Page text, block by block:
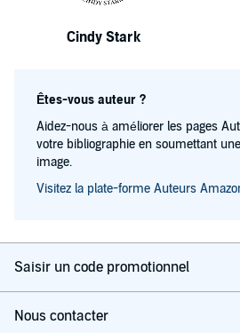
Cindy Stark
Êtes-vous auteur ?
Aidez-nous à améliorer les pages
votre bibliographie en soumettant
image.
Visitez la plate-forme Auteurs
Saisir un code promotionnel
Nous contacter